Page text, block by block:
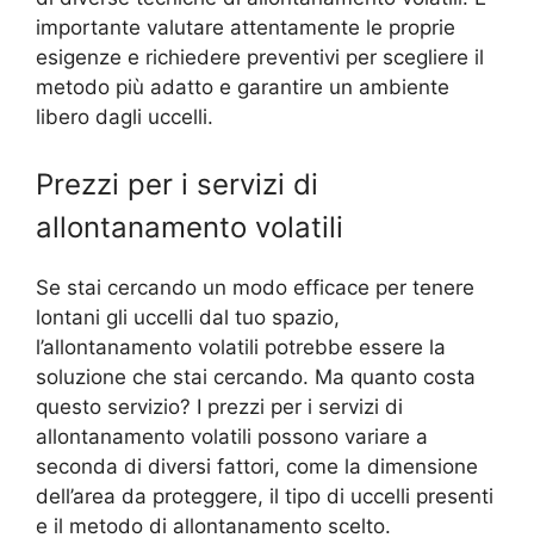
importante valutare attentamente le proprie
esigenze e richiedere preventivi per scegliere il
metodo più adatto e garantire un ambiente
libero dagli uccelli.
Prezzi per i servizi di
allontanamento volatili
Se stai cercando un modo efficace per tenere
lontani gli uccelli dal tuo spazio,
l’allontanamento volatili potrebbe essere la
soluzione che stai cercando. Ma quanto costa
questo servizio? I prezzi per i servizi di
allontanamento volatili possono variare a
seconda di diversi fattori, come la dimensione
dell’area da proteggere, il tipo di uccelli presenti
e il metodo di allontanamento scelto.